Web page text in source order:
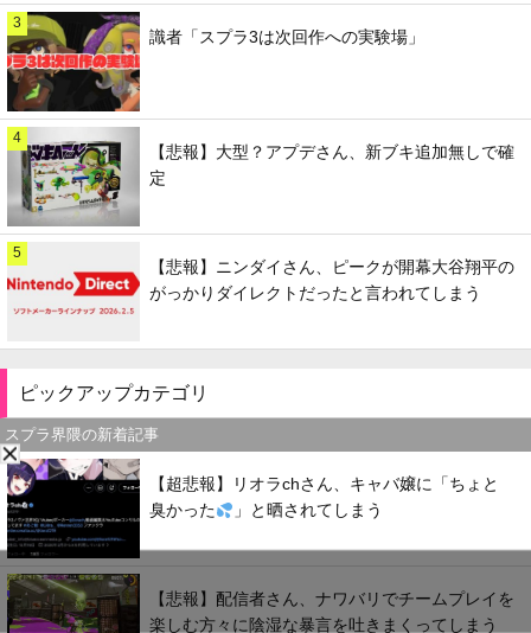
3
識者「スプラ3は次回作への実験場」
4
【悲報】大型？アプデさん、新ブキ追加無しで確
定
5
【悲報】ニンダイさん、ピークが開幕大谷翔平の
がっかりダイレクトだったと言われてしまう
ピックアップカテゴリ
スプラ界隈の新着記事
【超悲報】リオラchさん、キャバ嬢に「ちょと
臭かった
」と晒されてしまう
【悲報】配信者さん、ナワバリでチームプレイを
楽しむ方々に陰湿な暴言を吐きまくってしまう